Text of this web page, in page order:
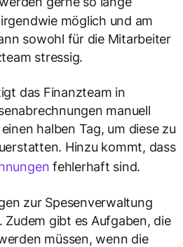
möglich und am
sowohl für die Mitarbeiter
stressig.
das Finanzteam in
manuell
halben Tag, um diese zu
Hinzu kommt, dass
fehlerhaft sind.
zur Spesenverwaltung
Zudem gibt es Aufgaben, die
müssen, wenn die